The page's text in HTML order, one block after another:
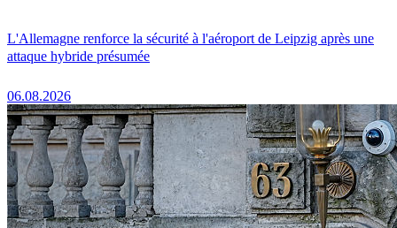
L'Allemagne renforce la sécurité à l'aéroport de Leipzig après une
attaque hybride présumée
06.08.2026